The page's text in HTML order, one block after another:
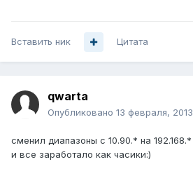
Вставить ник Цитата
qwarta
Опубликовано 13 февраля, 2013
сменил диапазоны с 10.90.* на 192.168.*
и все заработало как часики:)